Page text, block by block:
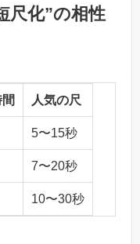
尺化”の相性
人気の尺
5〜15秒
7〜20秒
10〜30秒